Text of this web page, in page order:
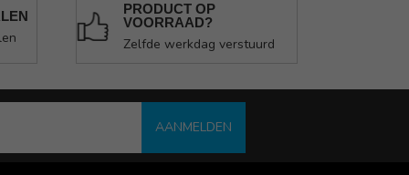
PRODUCT OP
VOORRAAD?
Zelfde werkdag verstuurd
AANMELDEN